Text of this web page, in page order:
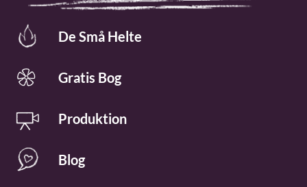
De Små Helte
Gratis Bog
Produktion
Blog